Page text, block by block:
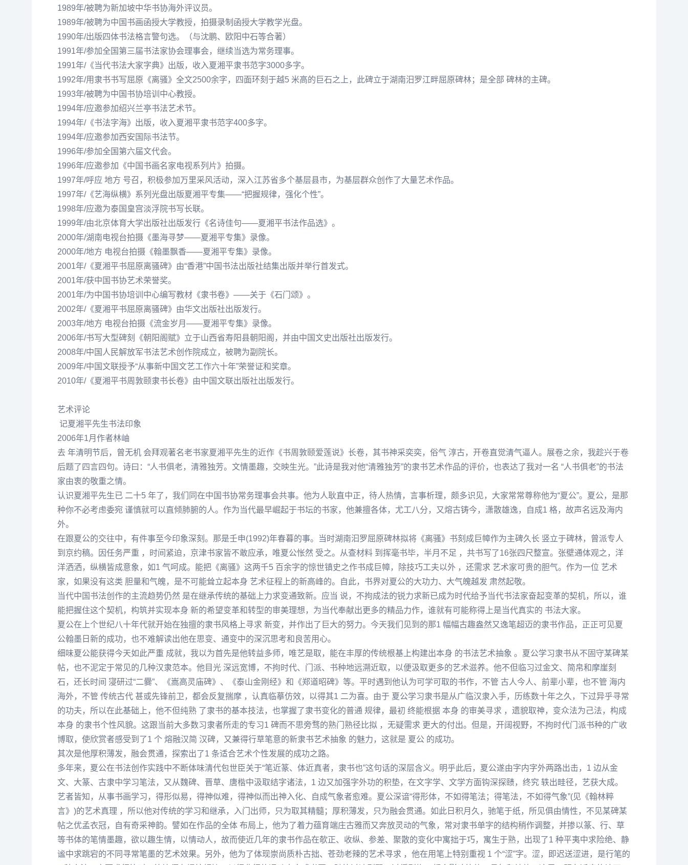
1989年/被聘为新加坡中华书协海外评议员。
1989年/被聘为中国书画函授大学教授，拍摄录制函授大学教学光盘。
1990年/出版四体书法格言警句选。（与沈鹏、 欧阳中石等合著）
1991年/参加全国第三届书法家协会理事会，继续当选为常务理事。
1991年/《当代书法大家字典》出版，收入夏湘平隶书范字3000多字。
1992年/用隶书书写屈原《离骚》全文2500余字，四面环刻于越5 米高的 巨石之上，此碑立于湖南汨罗江畔屈原碑林；是全部 碑林的主碑。
1993年/被聘为中国书协培训中心教授。
1994年/应邀参加绍兴兰亭书法艺术节。
1994年/《书法字海》出版，收入夏湘平隶书范字400多字。
1994年/应邀参加西安国际书法节。
1996年/参加全国第六届文代会。
1996年/应邀参加《中国书画名家电视系列片》拍摄。
1997年/呼应 地方 号召，积极参加万里采风活动，深入江苏省多个基层县市，为基层群众创作了大量艺术作品。
1997年/《艺海纵横》系列光盘出版夏湘平专集——“把握规律，强化个性”。
1998年/应邀为泰国皇宫淡浮院书写长联。
1999年/由北京体育大学出版社出版发行《名诗佳句——夏湘平书法作品选》。
2000年/湖南电视台拍摄《墨海寻梦——夏湘平专集》录像。
2000年/地方 电视台拍摄《翰墨飘香——夏湘平专集》录像。
2001年/《夏湘平书屈原离骚碑》由“香港”中国书法出版社结集出版并举行首发式。
2001年/获中国书协艺术荣誉奖。
2001年/为中国书协培训中心编写教材《隶书卷》——关于《石门颂》。
2002年/《夏湘平书屈原离骚碑》由华文出版社出版发行。
2003年/地方 电视台拍摄《流金岁月——夏湘平专集》录像。
2006年/书写大型碑刻《朝阳阁赋》立于山西省寿阳县朝阳阁，并由中国文史出版社出版发行。
2008年/中国人民解放军书法艺术创作院成立，被聘为副院长。
2009年/中国文联授予“从事新中国文艺工作六十年”荣誉证和奖章。
2010年/《夏湘平书周敦颐隶书长卷》由中国文联出版社出版发行。
艺术评论
记夏湘平先生书法印象
2006年1月作者林岫
去 年清明节后，曾无机 会拜观著名老书家夏湘平先生的近作《书周敦颐爱莲说》长卷，其书神采奕奕，俗气 淳古，开卷直觉清气逼人。展卷之余，我趁兴于卷
后题了四言四句。诗曰：“人书俱老，清雅独芳。文情墨趣，交映生光。”此诗是我对他“清雅独芳”的隶书艺术作品的评价，也表达了我对一名 “人书俱老”的书法
家由衷的敬重之情。
认识夏湘平先生已 二十5 年了，我们同在中国书协常务理事会共事。他为人耿直中正，待人热情，言事析理，颇多识见，大家常常尊称他为“夏公”。夏公，是那
种你不必考虑委宛 谨慎就可以直倾肺腑的人。作为当代最早崛起于书坛的书家，他兼擅各体，尤工八分，又熔古铸今，潇散雄逸，自成1 格，故声名远及海内
外。
在跟夏公的交往中，有件事至今印象深刻。那是壬申(1992)年春暮的事。当时湖南汩罗屈原碑林拟将《离骚》书刻成巨幛作为主碑久长 竖立于碑林，曾派专人
到京约稿。因任务严重 ，时间紧迫，京津书家皆不敢应承，唯夏公怅然 受之。从查材料 到挥毫书毕，半月不足 ，共书写了16张四尺整宣。张壁通体观之，洋
洋洒洒，纵横皆成意象，如1 气呵成。能把《离骚》这两千5 百余字的惊世镇史之作书成巨幛，除技巧工夫以外 ，还需求 艺术家可贵的胆气。作为一位 艺术
家，如果没有这类 胆量和气魄，是不可能耸立起本身 艺术征程上的新高峰的。自此，书界对夏公的大功力、大气魄越发 肃然起敬。
当代中国书法创作的主流趋势仍然 是在继承传统的基础上力求变通致新。应当 说，不拘成法的锐力求新已成为时代给予当代书法家奋起变革的契机，所以，谁
能把握住这个契机，构筑并实现本身 新的希望变革和转型的审美理想，为当代奉献出更多的精品力作，谁就有可能称得上是当代真实的 书法大家。
夏公在上个世纪八十年代就开始在独擅的隶书风格上寻求 新变，并作出了巨大的努力。今天我们见到的那1 幅幅古趣盎然又逸笔超迈的隶书作品，正正可见夏
公翰墨日新的成功，也不难解读出他在思变、通变中的深沉思考和良苦用心。
细味夏公能获得今天如此严重 成就，我以为首先是他转益多师，唯艺是取，能在丰厚的传统根基上构建出本身 的书法艺术抽象 。夏公学习隶书从不固守某碑某
帖，也不泥定于常见的几种汉隶范本。他目光 深远宽博，不拘时代、门派、书种地远溯近取，以便汲取更多的艺术滋养。他不但临习过金文、简帛和摩崖刻
石，还长时间 寖研过“二爨”、《嵩高灵庙碑》、《泰山金刚经》和《郑道昭碑》等。平时遇到他认为可学可取的书作，不管 古人今人、前辈小辈，也不管 海内
海外，不管 传统古代 甚或先锋前卫，都会反复揣摩 ，认真临摹仿效，以得其1 二为喜。由于 夏公学习隶书是从广临汉隶入手，历练数十年之久，下过异乎寻常
的功夫，所以在此基础上，他不但纯熟 了隶书的基本技法，也掌握了隶书变化的普通 规律，最初 终能根据 本身 的审美寻求 ，遗貌取神，变众法为己法，构成
本身 的隶书个性风貌。这跟当前大多数习隶者所走的专习1 碑而不思旁骛的熟门熟径比拟 ，无疑需求 更大的付出。但是，开阔视野，不拘时代门派书种的广收
博取，使欣赏者感受到了1 个 熔融汉简 汉碑，又兼得行草笔意的新隶书艺术抽象 的魅力，这就是 夏公 的成功。
其次是他厚积薄发，融会贯通，探索出了1 条适合艺术个性发展的成功之路。
多年来，夏公在书法创作实践中不断体味清代包世臣关于“笔近篆、体近真者，隶书也”这句话的深层含义。明乎此后，夏公遂由字内字外两路出击，1 边从金
文、大篆、古隶中学习笔法，又从魏碑、晋草、唐楷中汲取结字诸法，1 边又加强字外功的积垫，在文字学、文学方面钩深探赜，终究 轶出畦径，艺获大成。
艺者皆知，从事书画学习，得形似易，得神似难，得神似而出神入化、自成气象者愈难。夏公深谙“得形体，不如得笔法；得笔法，不如得气象”(见《翰林粹
言》)的艺术真理 ，所以他对传统的学习和继承，入门出师，只为取其精髓；厚积薄发，只为融会贯通。如此日积月久，驰笔于纸，所见俱由情性，不见某碑某
帖之优孟衣冠，自有奇采神韵。譬如在作品的全体 布局上，他为了着力蕴育端庄古雅而又奔放灵动的气象，常对隶书单字的结构稍作调整，并掺以篆、行、草
等书体的笔情墨趣，欲以趣生情，以情动人，故而使近几年的隶书作品在欹正、收纵、参差、聚散的变化中寓拙于巧，寓生于熟，出现了1 种平夷中求险绝、静
谧中求跳宕的不同寻常笔墨的艺术效果。另外，他为了体现崇尚质朴古拙、苍劲老辣的艺术寻求 ，他在用笔上特别重视 1 个“涩”字。涩，即迟送涩进，是行笔的